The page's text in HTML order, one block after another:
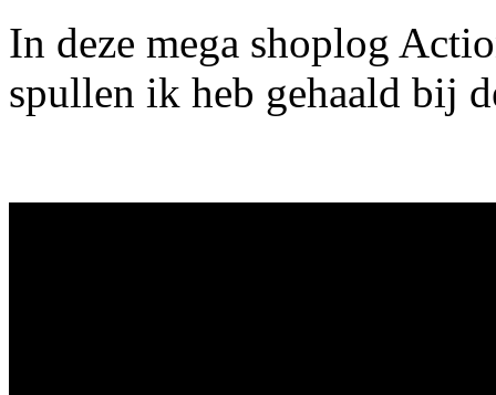
In deze mega shoplog
spullen ik heb gehaald bij